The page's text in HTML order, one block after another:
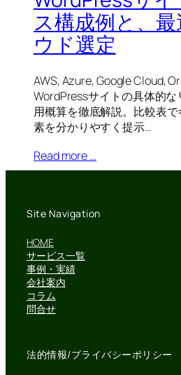
ス構成例と、
ウド選定
AWS, Azure, Google Cloud,
WordPressサイトの具体的
用概算を徹底解説。比較表
素を分かりやすく提示…
Read more …
Site Navigation
HOME
サービス一覧
事例・実績
会社案内
コラム
問合せ
法的情報/プライバシーポリシー